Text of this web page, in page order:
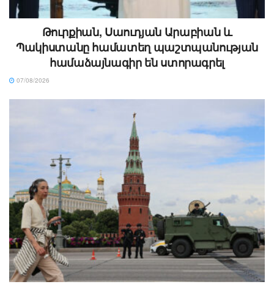
Թուրքիան, Սաուդյան Արաբիան և
Պակիստանը համատեղ պաշտպանության
համաձայնագիր են ստորագրել
07/08/2026